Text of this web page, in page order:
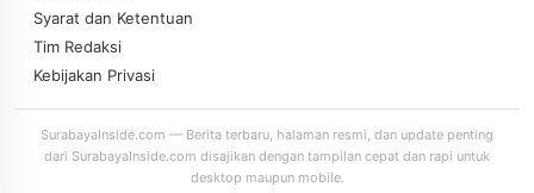
Syarat dan Ketentuan
Tim Redaksi
Kebijakan Privasi
SurabayaInside.com — Berita terbaru, halaman resmi, dan update penting
dari SurabayaInside.com disajikan dengan tampilan cepat dan rapi untuk
desktop maupun mobile.